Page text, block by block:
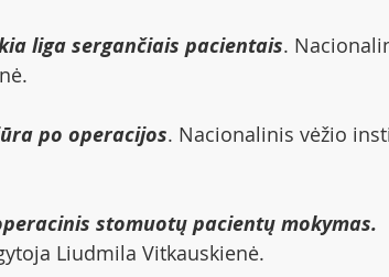
liga sergančiais pacientais.
po operacijos. Nacionalinis vėžio
stomuotų pacientų mokymas.
Liudmila Vitkauskienė.